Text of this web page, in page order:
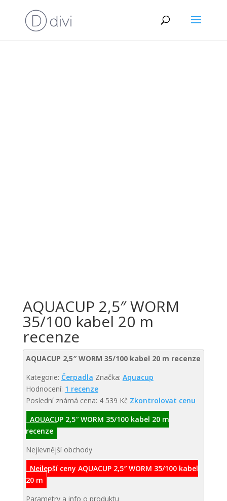
AQUACUP 2,5″ WORM
35/100 kabel 20 m
recenze
AQUACUP 2,5″ WORM 35/100 kabel 20 m recenze
Kategorie: Čerpadla Značka: Aquacup
Hodnocení: 1 recenze
Poslední známá cena: 4 539 Kč Zkontrolovat cenu
AQUACUP 2,5″ WORM 35/100 kabel 20 m
recenze
Nejlevnější obchody
Nejlepší ceny AQUACUP 2,5″ WORM 35/100 kabel
20 m
Parametry a info o produktu